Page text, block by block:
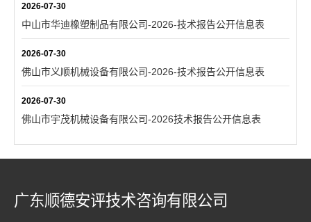
2026-07-30
中山市华迪橡塑制品有限公司-2026-技术报告公开信息表
2026-07-30
佛山市义顺机械设备有限公司-2026-技术报告公开信息表
2026-07-30
佛山市宇茂机械设备有限公司-2026技术报告公开信息表
广东顺德安评技术咨询有限公司